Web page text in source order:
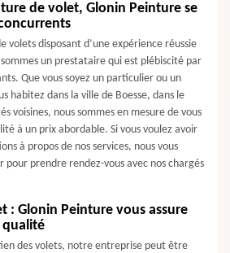
de volet, Glonin Peinture se
volets disposant d’une expérience réussie
un prestataire qui est plébiscité par
Que vous soyez un particulier ou un
habitez dans la ville de Boesse, dans le
voisines, nous sommes en mesure de vous
à un prix abordable. Si vous voulez avoir
à propos de nos services, nous vous
pour prendre rendez-vous avec nos chargés
: Glonin Peinture vous assure
qualité
des volets, notre entreprise peut être